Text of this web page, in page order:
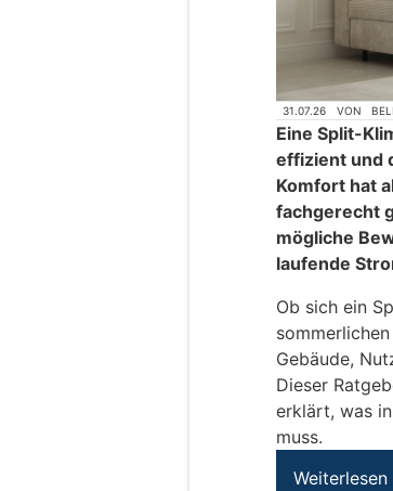
31.07.26 VON
Eine Split-
effizient und
Komfort hat
fachgerecht
mögliche
laufende
Ob sich ein
Gebäude,
Dieser
erklärt, was
muss.
Weiterlesen